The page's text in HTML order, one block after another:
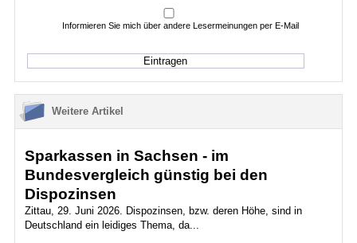
Informieren Sie mich über andere Lesermeinungen per E-Mail
Weitere Artikel
Sparkassen in Sachsen - im
Bundesvergleich günstig bei den
Dispozinsen
Zittau, 29. Juni 2026. Dispozinsen, bzw. deren Höhe, sind in
Deutschland ein leidiges Thema, da...